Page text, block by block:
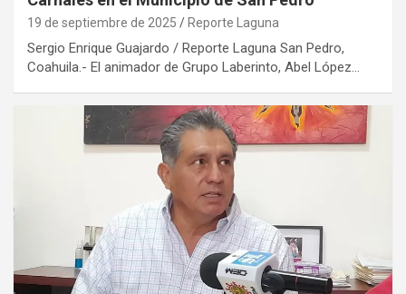
19 de septiembre de 2025 Reporte Laguna
Sergio Enrique Guajardo / Reporte Laguna San Pedro,
Coahuila.- El animador de Grupo Laberinto, Abel López…